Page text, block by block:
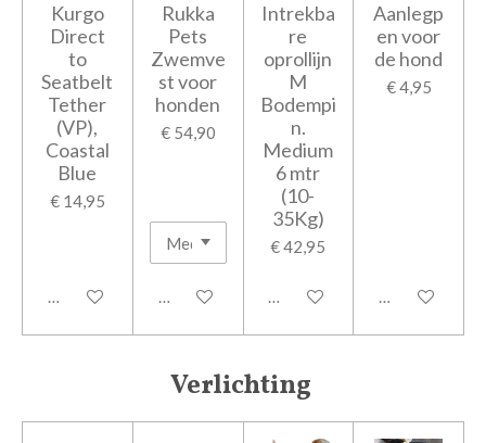
Kurgo
Direct
to
Seatbelt
Tether
(VP),
Coastal
Blue
€ 14,95
Houd mij op de hoogte
Rukka
Pets
Zwemve
st voor
honden
€ 54,90
In winkelwagen
Intrekba
re
oprollijn
M
Bodempi
n.
Medium
6 mtr
(10-
35Kg)
€ 42,95
In winkelwagen
Aanlegp
en voor
de hond
€ 4,95
In
Verlichting